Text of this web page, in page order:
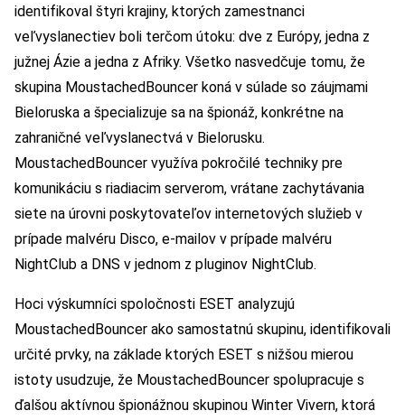
identifikoval štyri krajiny, ktorých zamestnanci
veľvyslanectiev boli terčom útoku: dve z Európy, jedna z
južnej Ázie a jedna z Afriky. Všetko nasvedčuje tomu, že
skupina MoustachedBouncer koná v súlade so záujmami
Bieloruska a špecializuje sa na špionáž, konkrétne na
zahraničné veľvyslanectvá v Bielorusku.
MoustachedBouncer využíva pokročilé techniky pre
komunikáciu s riadiacim serverom, vrátane zachytávania
siete na úrovni poskytovateľov internetových služieb v
prípade malvéru Disco, e-mailov v prípade malvéru
NightClub a DNS v jednom z pluginov NightClub.
Hoci výskumníci spoločnosti ESET analyzujú
MoustachedBouncer ako samostatnú skupinu, identifikovali
určité prvky, na základe ktorých ESET s nižšou mierou
istoty usudzuje, že MoustachedBouncer spolupracuje s
ďalšou aktívnou špionážnou skupinou Winter Vivern, ktorá